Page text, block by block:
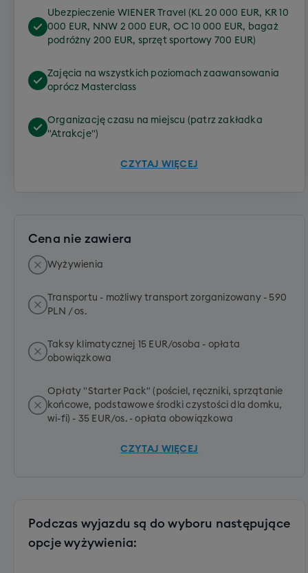
Wybierz najlepszą dla siebie z 3 odsłon
tanecznej przygody!
przygody!
El Sueño Bachata Camp 2026 - Wanna Be Top
El Sueño Bachata Camp 2026 - Beginners
Ubezpieczenie WIENER Travel (KL 20 000 EUR, KR 10
000 EUR, NNW 2 000 EUR, OC 10 000 EUR, bagaż
podróżny 200 EUR, sprzęt sportowy 700 EUR)
Zajęcia na wszystkich poziomach zaawansowania
oprócz Masterclass
Organizację czasu na miejscu (patrz zakładka
"Atrakcje")
CZYTAJ WIĘCEJ
Cena nie zawiera
Wyżywienia
Transportu - możliwy transport zorganizowany - 590
PLN / os.
Taksy klimatycznej 15 EUR/osoba - opłata
obowiązkowa
Opłaty "Starter Pack" (pościel, ręczniki, sprzątanie
końcowe, podstawowe środki czystości dla domku,
wi-fi) - 35 EUR/os. - opłata obowiązkowa
CZYTAJ WIĘCEJ
Podczas wyjazdu są do wyboru następujące
opcje wyżywienia: